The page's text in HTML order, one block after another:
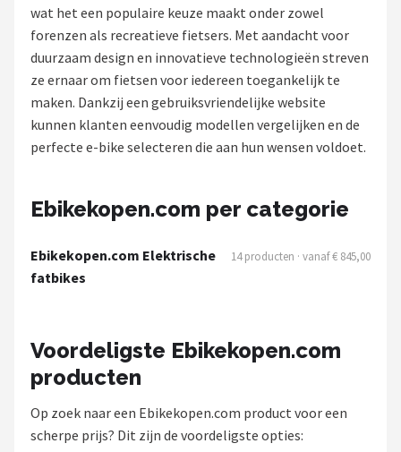
Elektrische fietsen
Mountainbikes
Shop
POPULAIRE MERKEN
New Looxs
Schwalbe
wat het een populaire keuze maakt onder zowel
forenzen als recreatieve fietsers. Met aandacht voor
duurzaam design en innovatieve technologieën streven
ze ernaar om fietsen voor iedereen toegankelijk te
maken. Dankzij een gebruiksvriendelijke website
kunnen klanten eenvoudig modellen vergelijken en de
perfecte e-bike selecteren die aan hun wensen voldoet.
Ebikekopen.com per categorie
Ebikekopen.com Elektrische
fatbikes
14 producten · vanaf € 845,00
Voordeligste Ebikekopen.com
producten
Op zoek naar een Ebikekopen.com product voor een
scherpe prijs? Dit zijn de voordeligste opties: